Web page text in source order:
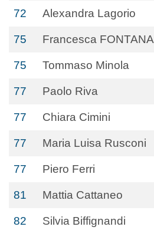
72 Alexandra Lagorio
75 Francesca FONTANA
75 Tommaso Minola
77 Paolo Riva
77 Chiara Cimini
77 Maria Luisa Rusconi
77 Piero Ferri
81 Mattia Cattaneo
82 Silvia Biffignandi